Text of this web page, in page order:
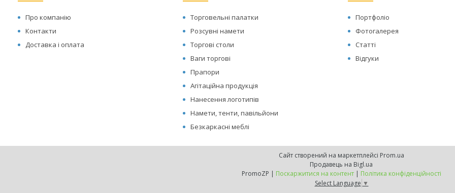
Про компанію
Контакти
Доставка і оплата
Торговельні палатки
Розсувні намети
Торгові столи
Ваги торгові
Прапори
Агітаційна продукція
Нанесення логотипів
Намети, тенти, павільйони
Безкаркасні меблі
Портфоліо
Фотогалерея
Статті
Відгуки
Сайт створений на маркетплейсі Prom.ua
Продавець на Bigl.ua
PromoZP | Поскаржитися на контент | Політика конфіденційності
Select Language ▼